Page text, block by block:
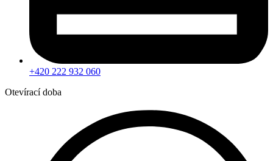
+420 222 932 060
Otevírací doba